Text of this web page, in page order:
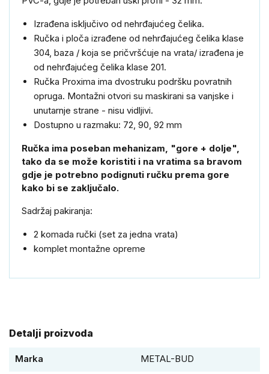
Izrađena isključivo od nehrđajućeg čelika.
Ručka i ploča izrađene od nehrđajućeg čelika klase
304, baza / koja se pričvršćuje na vrata/ izrađena je
od nehrđajućeg čelika klase 201.
Ručka Proxima ima dvostruku podršku povratnih
opruga. Montažni otvori su maskirani sa vanjske i
unutarnje strane - nisu vidljivi.
Dostupno u razmaku: 72, 90, 92 mm
Ručka ima poseban mehanizam, "gore + dolje",
tako da se može koristiti i na vratima sa bravom
gdje je potrebno podignuti ručku prema gore
kako bi se zaključalo.
Sadržaj pakiranja:
2 komada ručki (set za jedna vrata)
komplet montažne opreme
Detalji proizvoda
Marka METAL-BUD